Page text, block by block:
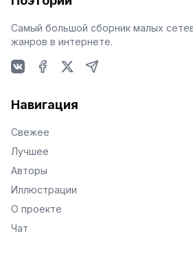
Самый большой сборник малых
жанров в интернете.
Навигация
Свежее
Лучшее
Авторы
Иллюстрации
О проекте
Чат